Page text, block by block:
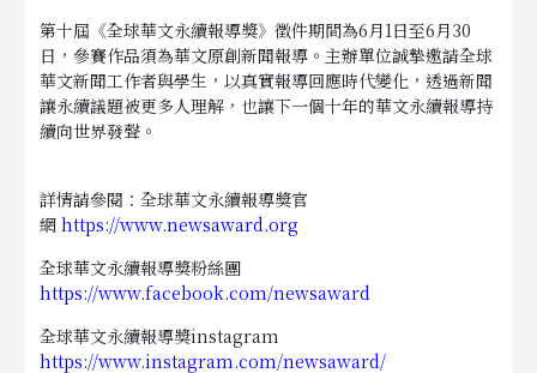
第十屆《全球華文永續報導獎》徵件期間為6月1日至6月30
日，參賽作品須為華文原創新聞報導。主辦單位誠摯邀請全球
華文新聞工作者與學生，以真實報導回應時代變化，透過新聞
讓永續議題被更多人理解，也讓下一個十年的華文永續報導持
續向世界發聲。
詳情請參閱：全球華文永續報導獎官
網 https://www.newsaward.org
全球華文永續報導獎粉絲團
https://www.facebook.com/newsaward
全球華文永續報導獎instagram
https://www.instagram.com/newsaward/